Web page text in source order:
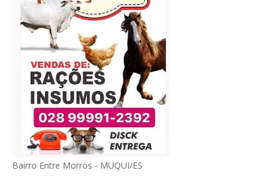
Bairro Entre Morros - MUQUI/ES